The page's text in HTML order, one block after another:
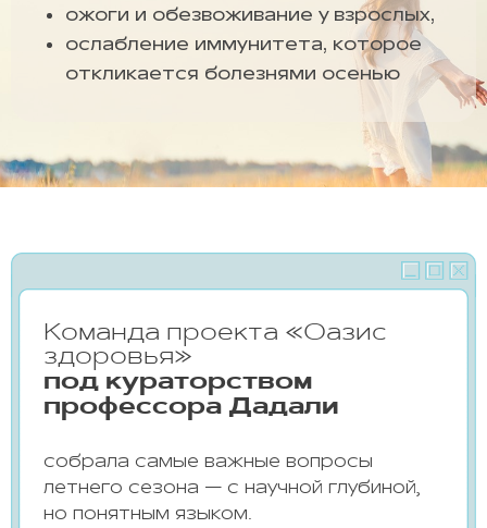
ожоги и обезвоживание у взрослых,
ослабление иммунитета, которое
откликается болезнями осенью
Команда проекта «Оазис
здоровья»
под кураторством
профессора Дадали
собрала самые важные вопросы
летнего сезона — с научной глубиной,
но понятным языком.